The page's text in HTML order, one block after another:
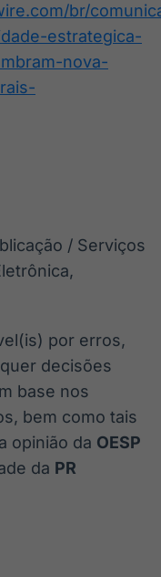
br/
estrategica-
nova-
/ Serviços
por erros,
decisões
base nos
bem como tais
opinião da OESP
da PR